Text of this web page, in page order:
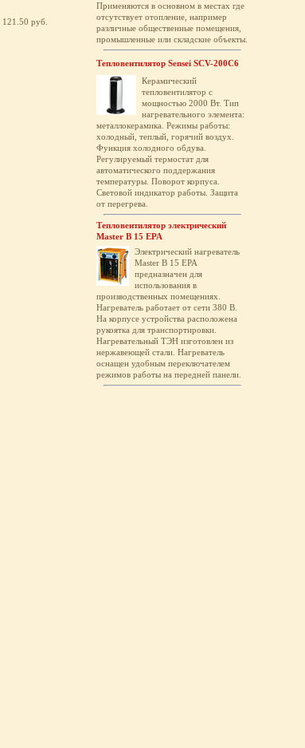
121.50 руб.
Применяются в основном в местах где
отсутствует отопление, например
различные общественные помещения,
промышленные или складские объекты.
Тепловентилятор Sensei SCV-200C6
Керамический
тепловентилятор с
мощностью 2000 Вт. Тип
нагревательного элемента:
металлокерамика. Режимы работы:
холодный, теплый, горячий воздух.
Функция холодного обдува.
Регулируемый термостат для
автоматического поддержания
температуры. Поворот корпуса.
Световой индикатор работы. Защита
от перегрева.
Тепловентилятор электрический
Master B 15 EPA
Электрический нагреватель
Master B 15 EPA
предназначен для
использования в
производственных помещениях.
Нагреватель работает от сети 380 В.
На корпусе устройства расположена
рукоятка для транспортировки.
Нагревательный ТЭН изготовлен из
нержавеющей стали. Нагреватель
оснащен удобным переключателем
режимов работы на передней панели.